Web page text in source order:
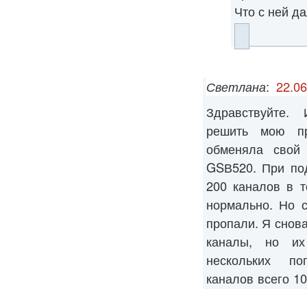
Что с ней
Светлана:
Здравствуйте.
решить мою
обменяла
GSВ520. При
200 каналов в
нормально. Но
пропали. Я
каналы, но
нескольких
каналов всего